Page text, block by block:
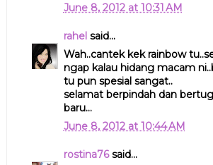
June 8, 2012 at 10:31 AM
rahelsaid...
Wah..cantek kek rainbow
ngap kalau hidang macam
tu pun spesial sangat..
selamat berpindah dan
baru...
June 8, 2012 at 10:44 AM
rostina76said...